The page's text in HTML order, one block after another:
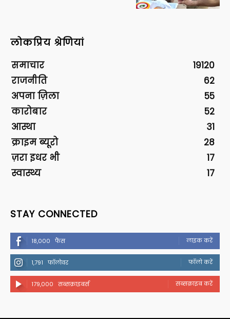
लोकप्रिय श्रेणियां
समाचार
19120
राजनीति
62
अपना ज़िला
55
कारोबार
52
आस्था
31
क्राइम ब्यूरो
28
ज़रा इधर भी
17
स्वास्थ्य
17
STAY CONNECTED
18,000 फैंस लाइक करें
1,791 फॉलोवर फॉलो करें
179,000 सब्सक्राइबर्स सब्सक्राइब करें